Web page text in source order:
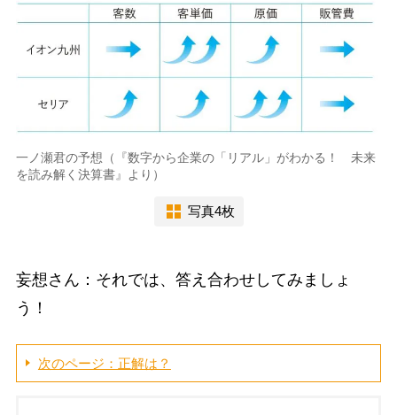
一ノ瀬君の予想（『数字から企業の「リアル」がわかる！ 未来
を読み解く決算書』より）
写真4枚
妄想さん：それでは、答え合わせしてみましょ
う！
次のページ：正解は？